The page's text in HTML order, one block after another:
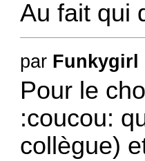
Au fait qui
par Funkygirl
Pour le
:coucou:
collègue)